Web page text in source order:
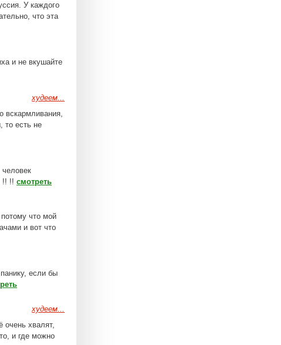
У каждого
что эта
и не вкушайте
худеем...
вскармливания,
то есть не
человек
!! !! смотреть
что мой
и вот что
если бы
худеем...
очень хвалят,
и где можно